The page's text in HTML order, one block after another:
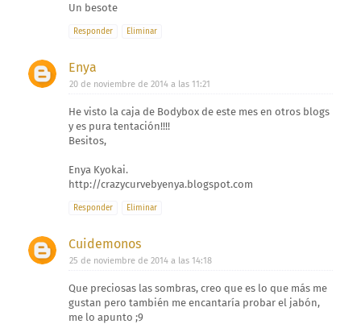
Un besote
Responder Eliminar
Enya
20 de noviembre de 2014 a las 11:21
He visto la caja de Bodybox de este mes en otros blogs
y es pura tentación!!!!
Besitos,
Enya Kyokai.
http://crazycurvebyenya.blogspot.com
Responder Eliminar
Cuidemonos
25 de noviembre de 2014 a las 14:18
Que preciosas las sombras, creo que es lo que más me
gustan pero también me encantaría probar el jabón,
me lo apunto ;9